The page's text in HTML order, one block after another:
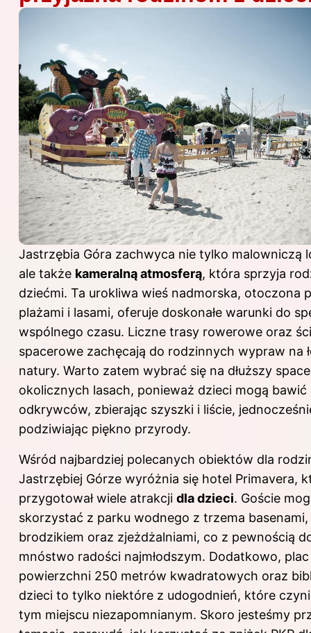
Jastrzębia Góra zachwyca nie tylko malowniczą
ale także kameralną atmosferą, która sprzyja
dziećmi. Ta urokliwa wieś nadmorska, otoczona
plażami i lasami, oferuje doskonałe warunki do
wspólnego czasu. Liczne trasy rowerowe oraz
spacerowe zachęcają do rodzinnych wypraw na
natury. Warto zatem wybrać się na dłuższy
okolicznych lasach, ponieważ dzieci mogą bawić
odkrywców, zbierając szyszki i liście,
podziwiając piękno przyrody.
Wśród najbardziej polecanych obiektów dla
Jastrzębiej Górze wyróżnia się hotel Primavera,
przygotował wiele atrakcji dla dzieci. Goście
skorzystać z parku wodnego z trzema basenami,
brodzikiem oraz zjeżdżalniami, co z pewnością
mnóstwo radości najmłodszym. Dodatkowo,
powierzchni 250 metrów kwadratowych oraz
dzieci to tylko niektóre z udogodnień, które
tym miejscu niezapomnianym. Skoro jesteśmy